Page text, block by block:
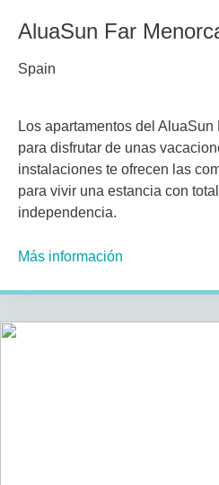
AluaSun Far
Spain
Los apartamentos del
para disfrutar de unas
instalaciones te ofrecen las
para vivir una estancia con
independencia.
Más información